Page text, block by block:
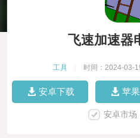
飞速加速
工具 时间：2024-03-
安卓下载 苹
安卓市场